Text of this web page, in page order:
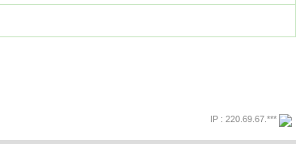
IP : 220.69.67.***